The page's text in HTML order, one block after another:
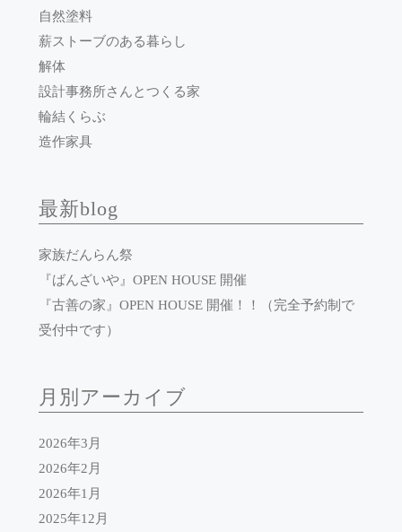
自然塗料
薪ストーブのある暮らし
解体
設計事務所さんとつくる家
輪結くらぶ
造作家具
最新blog
家族だんらん祭
『ばんざいや』OPEN HOUSE 開催
『古善の家』OPEN HOUSE 開催！！（完全予約制で
受付中です）
月別アーカイブ
2026年3月
2026年2月
2026年1月
2025年12月